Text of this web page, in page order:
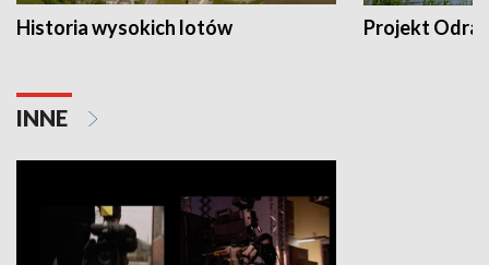
Historia wysokich lotów Projekt Odra
INNE